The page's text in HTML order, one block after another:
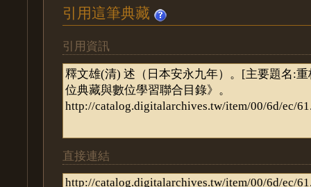
引用這筆典藏
引用資訊
直接連結